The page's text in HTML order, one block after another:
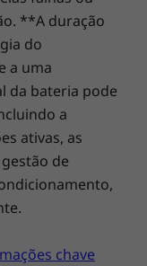
a sua
de
para o
Web.
**A duração
do
a uma
da bateria pode
a
ativas, as
de
chave